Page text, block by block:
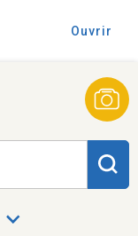
Ouvrir